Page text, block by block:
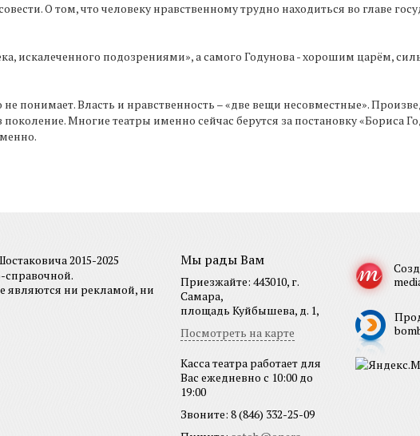
О том, что человеку нравственному трудно находиться во главе
искалеченного подозрениями», а самого Годунова - хорошим царём,
понимает. Власть и нравственность – «две вещи несовместные».
Многие театры именно сейчас берутся за постановку «Бориса
2015-2025
справочной.
являются ни рекламой, ни
Мы рады Вам
Приезжайте: 443010, г.
Самара,
площадь Куйбышева, д. 1,
Посмотреть на карте
Касса театра работает для
Вас ежедневно с 10:00 до
19:00
Звоните: 8 (846) 332-25-09